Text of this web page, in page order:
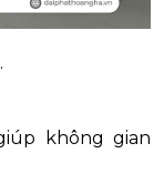
không gian